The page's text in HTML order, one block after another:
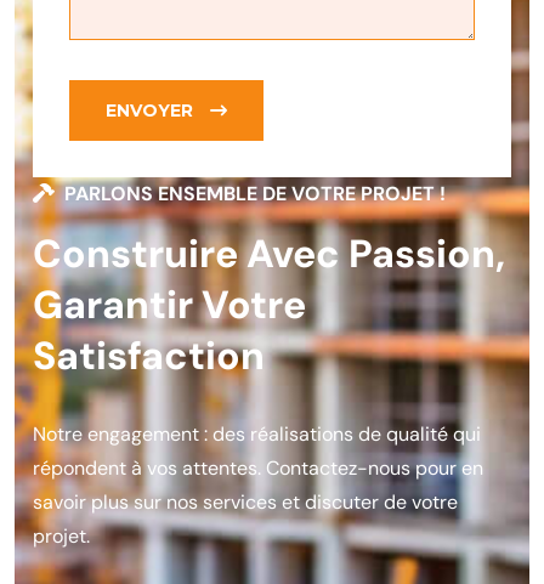
ENVOYER
PARLONS ENSEMBLE DE VOTRE PROJET !
Construire Avec Passion,
Garantir Votre
Satisfaction
Notre engagement : des réalisations de qualité qui
répondent à vos attentes. Contactez-nous pour en
savoir plus sur nos services et discuter de votre
projet.